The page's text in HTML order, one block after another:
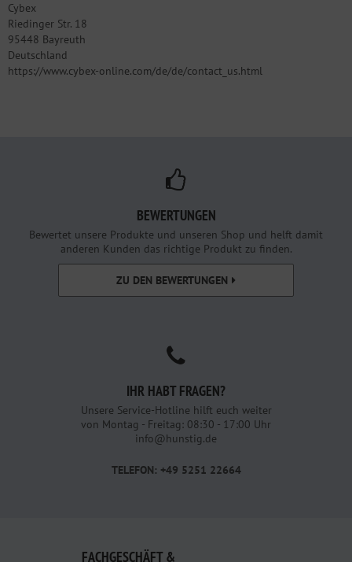
Cybex
Riedinger Str. 18
95448 Bayreuth
Deutschland
https://www.cybex-online.com/de/de/contact_us.html
BEWERTUNGEN
Bewertet unsere Produkte und unseren Shop und helft damit
anderen Kunden das richtige Produkt zu finden.
ZU DEN BEWERTUNGEN
IHR HABT FRAGEN?
Unsere Service-Hotline hilft euch weiter
von Montag - Freitag: 08:30 - 17:00 Uhr
info@hunstig.de
TELEFON: +49 5251 22664
FACHGESCHÄFT &